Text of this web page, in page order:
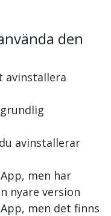
den
avinstallera
avinstallerar
men har
nyare version
men det finns